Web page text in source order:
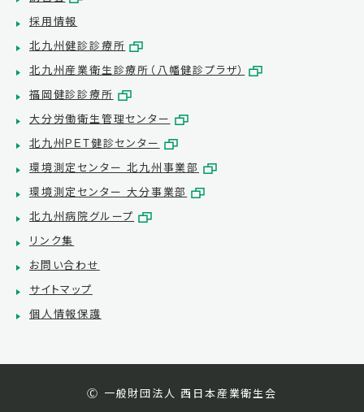
採用情報
北九州健診診療所
北九州産業衛生診療所（八幡健診プラザ）
福岡健診診療所
大分労働衛生管理センター
北九州PET健診センター
環境測定センター 北九州事業部
環境測定センター 大分事業部
北九州病院グループ
リンク集
お問い合わせ
サイトマップ
個人情報保護
Ⓒ 一般財団法人 西日本産業衛生会